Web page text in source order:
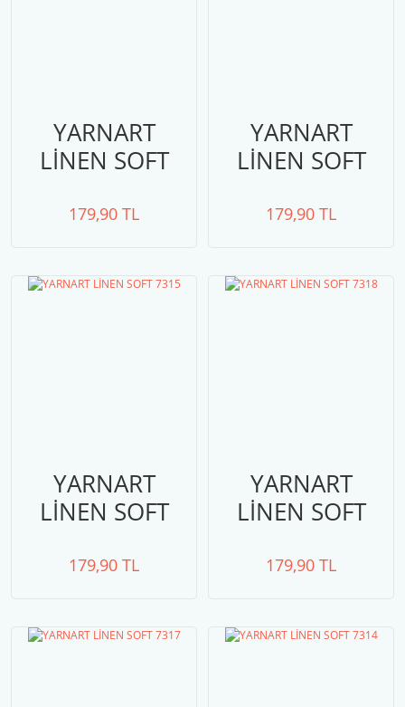
YARNART
LİNEN SOFT
179,90 TL
YARNART
LİNEN SOFT
179,90 TL
YARNART
LİNEN SOFT
179,90 TL
YARNART
LİNEN SOFT
179,90 TL